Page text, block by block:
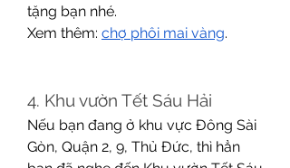
tặng bạn nhé.
Xem thêm: chợ phôi mai vàng.
4. Khu vườn Tết Sáu Hải
Nếu bạn đang ở khu vực Đông Sài
Gòn, Quận 2, 9, Thủ Đức, thì hẳn